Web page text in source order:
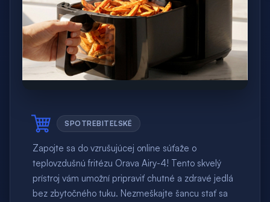
SPOTREBITEĽSKÉ
Zapojte sa do vzrušujúcej online súťaže o
teplovzdušnú fritézu Orava Airy-4! Tento skvelý
prístroj vám umožní pripraviť chutné a zdravé jedlá
bez zbytočného tuku. Nezmeškajte šancu stať sa